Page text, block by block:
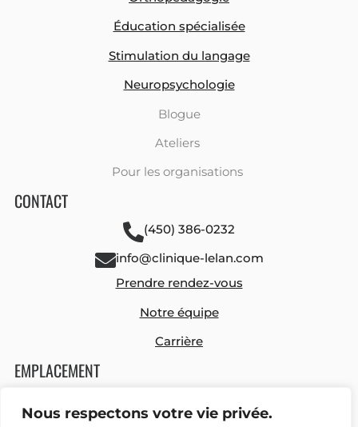
Nous respectons votre vie privée.
Éducation spécialisée
Stimulation du langage
Neuropsychologie
Blogue
Ateliers
Pour les organisations
CONTACT
(450) 386-0232
info@clinique-lelan.com
Prendre rendez-vous
Notre équipe
Carrière
EMPLACEMENT
Notre-Dame-des-Prairies, Québec, J6E 0M1